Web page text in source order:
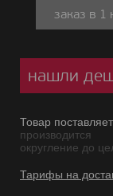
заказ в 1
нашли
Товар
производится
округление до
Тарифы на